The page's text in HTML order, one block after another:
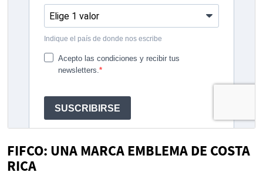
FIFCO: UNA MARCA EMBLEMA DE COSTA
RICA